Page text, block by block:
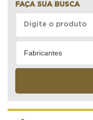
FAÇA SUA BUSCA
Fabricantes